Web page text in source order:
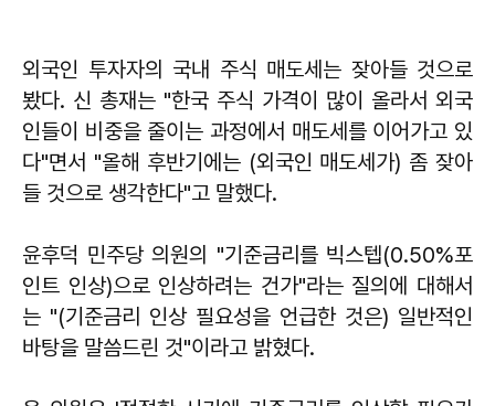
외국인 투자자의 국내 주식 매도세는 잦아들 것으로
봤다. 신 총재는 "한국 주식 가격이 많이 올라서 외국
인들이 비중을 줄이는 과정에서 매도세를 이어가고 있
다"면서 "올해 후반기에는 (외국인 매도세가) 좀 잦아
들 것으로 생각한다"고 말했다.
윤후덕 민주당 의원의 "기준금리를 빅스텝(0.50%포
인트 인상)으로 인상하려는 건가"라는 질의에 대해서
는 "(기준금리 인상 필요성을 언급한 것은) 일반적인
바탕을 말씀드린 것"이라고 밝혔다.